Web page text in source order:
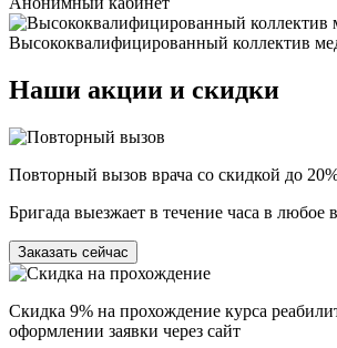
Высококвалифицированный коллектив
Наши акции и скидки
Повторный вызов врача со скидкой до
Бригада выезжает в течение часа в любое
Заказать сейчас
Скидка 9% на прохождение курса
оформлении заявки через сайт